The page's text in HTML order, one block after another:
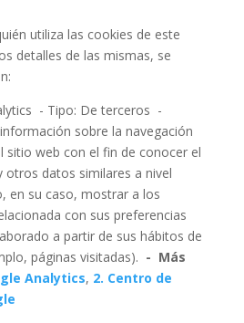
utiliza las cookies de este
detalles de las mismas, se
- Tipo: De terceros -
sobre la navegación
sitio web con el fin de conocer el
otros datos similares a nivel
en su caso, mostrar a los
con sus preferencias
a partir de sus hábitos de
páginas visitadas). - Más
Analytics, 2. Centro de